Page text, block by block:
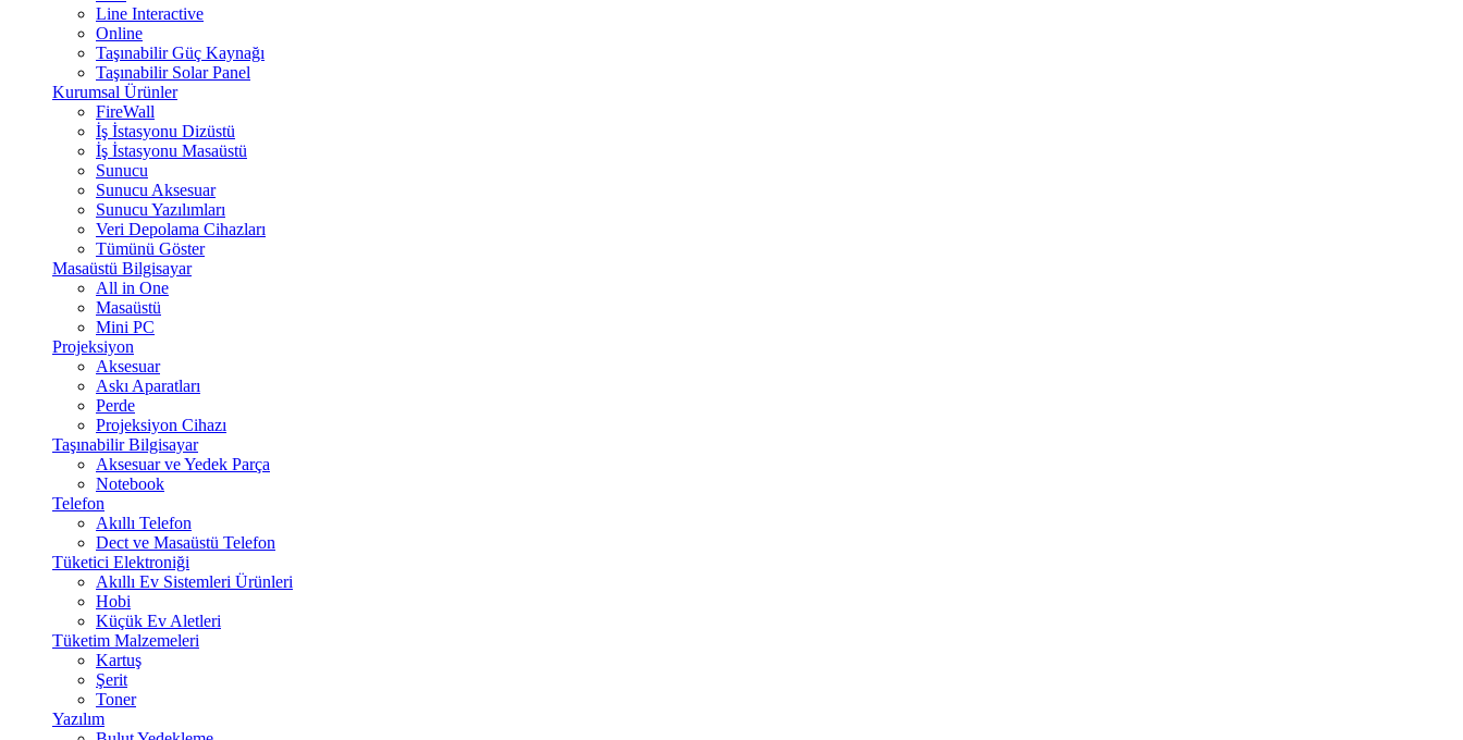
Line Interactive
Online
Taşınabilir Güç Kaynağı
Taşınabilir Solar Panel
Kurumsal Ürünler
FireWall
İş İstasyonu Dizüstü
İş İstasyonu Masaüstü
Sunucu
Sunucu Aksesuar
Sunucu Yazılımları
Veri Depolama Cihazları
Tümünü Göster
Masaüstü Bilgisayar
All in One
Masaüstü
Mini PC
Projeksiyon
Aksesuar
Askı Aparatları
Perde
Projeksiyon Cihazı
Taşınabilir Bilgisayar
Aksesuar ve Yedek Parça
Notebook
Telefon
Akıllı Telefon
Dect ve Masaüstü Telefon
Tüketici Elektroniği
Akıllı Ev Sistemleri Ürünleri
Hobi
Küçük Ev Aletleri
Tüketim Malzemeleri
Kartuş
Şerit
Toner
Yazılım